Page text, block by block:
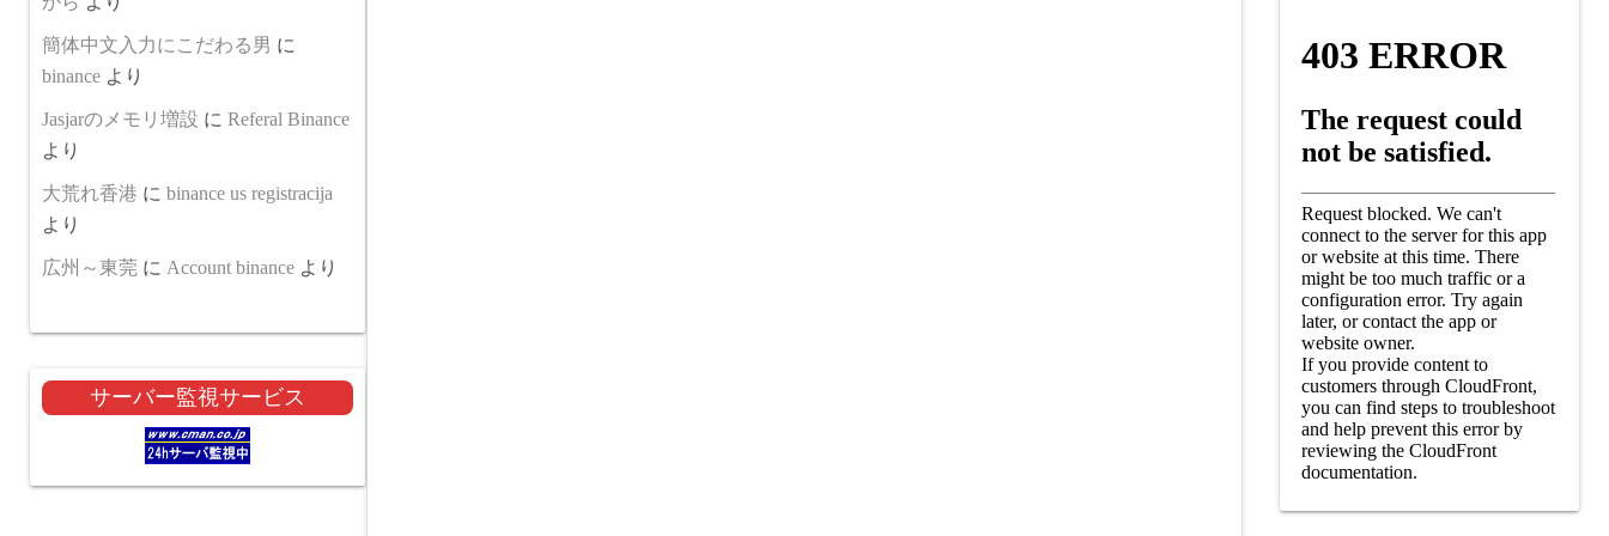
簡体中文入力にこだわる男 に
binance より
Jasjarのメモリ増設 に Referal Binance
より
大荒れ香港 に binance us registracija
より
広州～東莞 に Account binance より
サーバー監視サービス